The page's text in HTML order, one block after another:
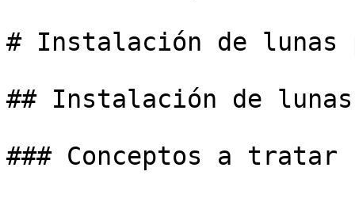
# Instalación de lunas
## Instalación de
### Conceptos a tratar